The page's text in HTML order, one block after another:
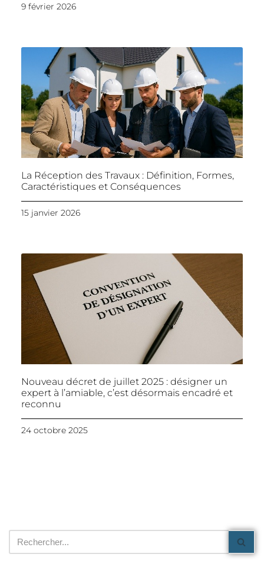
9 février 2026
La Réception des Travaux : Définition, Formes,
Caractéristiques et Conséquences
15 janvier 2026
Nouveau décret de juillet 2025 : désigner un
expert à l’amiable, c’est désormais encadré et
reconnu
24 octobre 2025